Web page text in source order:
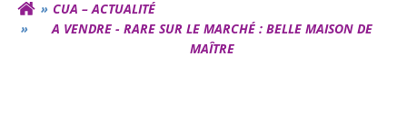
CUA – ACTUALITÉ
A VENDRE - RARE SUR LE MARCHÉ : BELLE MAISON DE
MAÎTRE